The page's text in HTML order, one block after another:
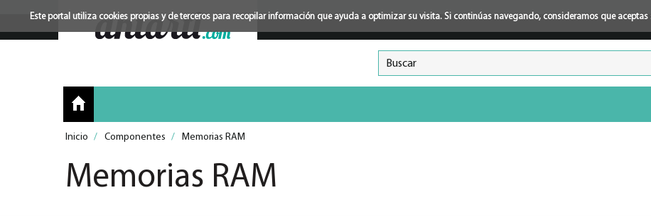
Este portal utiliza cookies propias y de terceros para recopilar información que ayuda a optimizar su visita. Si continúas navegando, consideramos que aceptas
Inicio / Componentes / Memorias RAM
Memorias RAM